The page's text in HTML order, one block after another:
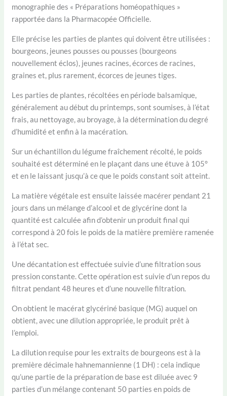
monographie des « Préparations homéopathiques »
rapportée dans la Pharmacopée Officielle.
Elle précise les parties de plantes qui doivent être utilisées :
bourgeons, jeunes pousses ou pousses (bourgeons
nouvellement éclos), jeunes racines, écorces de racines,
graines et, plus rarement, écorces de jeunes tiges.
Les parties de plantes, récoltées en période balsamique,
généralement au début du printemps, sont soumises, à l’état
frais, au nettoyage, au broyage, à la détermination du degré
d’humidité et enfin à la macération.
Sur un échantillon du légume fraîchement récolté, le poids
souhaité est déterminé en le plaçant dans une étuve à 105°
et en le laissant jusqu’à ce que le poids constant soit atteint.
La matière végétale est ensuite laissée macérer pendant 21
jours dans un mélange d’alcool et de glycérine dont la
quantité est calculée afin d’obtenir un produit final qui
correspond à 20 fois le poids de la matière première ramenée
à l’état sec.
Une décantation est effectuée suivie d’une filtration sous
pression constante. Cette opération est suivie d’un repos du
filtrat pendant 48 heures et d’une nouvelle filtration.
On obtient le macérat glycériné basique (MG) auquel on
obtient, avec une dilution appropriée, le produit prêt à
l’emploi.
La dilution requise pour les extraits de bourgeons est à la
première décimale hahnemannienne (1 DH) : cela indique
qu’une partie de la préparation de base est diluée avec 9
parties d’un mélange contenant 50 parties en poids de